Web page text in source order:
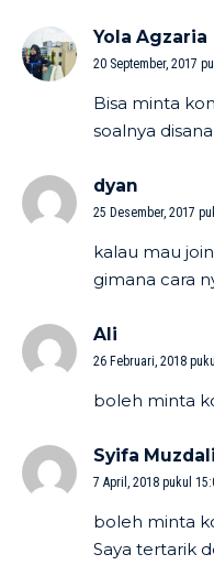
Yola Agzaria
20 September, 2017
Bisa minta
soalnya disana
dyan
25 Desember, 2017
kalau mau
gimana cara
Ali
26 Februari, 2018
boleh minta
Syifa
7 April, 2018 pukul
boleh minta
Saya tertarik